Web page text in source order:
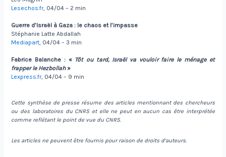
Lesechos.fr, 04/04 – 2 min
Guerre d’Israël à Gaza : le chaos et l’impasse
Stéphanie Latte Abdallah
Mediapart, 04/04 – 3 min
Fabrice Balanche : « Tôt ou tard, Israël va vouloir faire le ménage et
frapper le Hezbollah»
Lexpress.fr, 04/04 – 9 min
Cette synthèse de presse résume des articles mentionnant des chercheurs
ou des laboratoires du CNRS et elle ne peut en aucun cas être interprétée
comme reflétant le point de vue du CNRS.
Les articles ne peuvent être fournis pour raison de droits d’auteurs.